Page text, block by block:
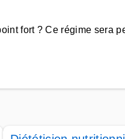
fort ? Ce régime sera